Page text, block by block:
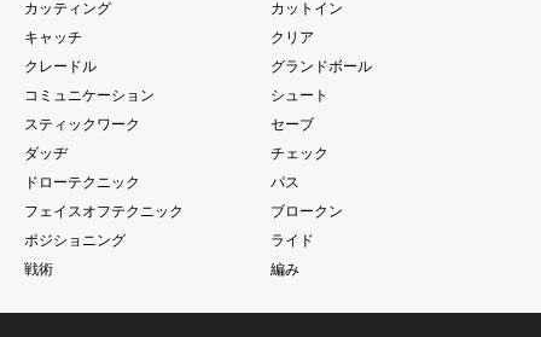
カッティング
カットイン
キャッチ
クリア
クレードル
グランドボール
コミュニケーション
シュート
スティックワーク
セーブ
ダッヂ
チェック
ドローテクニック
パス
フェイスオフテクニック
ブロークン
ポジショニング
ライド
戦術
編み